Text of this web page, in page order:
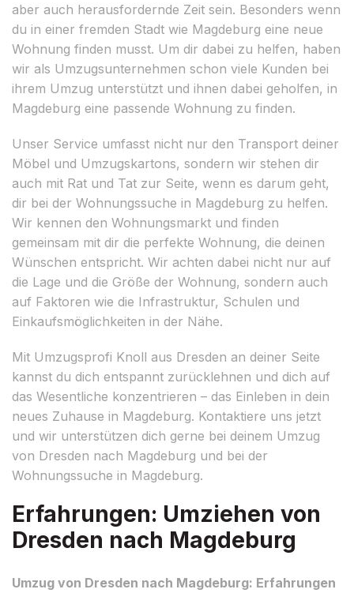
aber auch herausfordernde Zeit sein. Besonders wenn
du in einer fremden Stadt wie Magdeburg eine neue
Wohnung finden musst. Um dir dabei zu helfen, haben
wir als Umzugsunternehmen schon viele Kunden bei
ihrem Umzug unterstützt und ihnen dabei geholfen, in
Magdeburg eine passende Wohnung zu finden.
Unser Service umfasst nicht nur den Transport deiner
Möbel und Umzugskartons, sondern wir stehen dir
auch mit Rat und Tat zur Seite, wenn es darum geht,
dir bei der Wohnungssuche in Magdeburg zu helfen.
Wir kennen den Wohnungsmarkt und finden
gemeinsam mit dir die perfekte Wohnung, die deinen
Wünschen entspricht. Wir achten dabei nicht nur auf
die Lage und die Größe der Wohnung, sondern auch
auf Faktoren wie die Infrastruktur, Schulen und
Einkaufsmöglichkeiten in der Nähe.
Mit Umzugsprofi Knoll aus Dresden an deiner Seite
kannst du dich entspannt zurücklehnen und dich auf
das Wesentliche konzentrieren – das Einleben in dein
neues Zuhause in Magdeburg. Kontaktiere uns jetzt
und wir unterstützen dich gerne bei deinem Umzug
von Dresden nach Magdeburg und bei der
Wohnungssuche in Magdeburg.
Erfahrungen: Umziehen von
Dresden nach Magdeburg
Umzug von Dresden nach Magdeburg: Erfahrungen